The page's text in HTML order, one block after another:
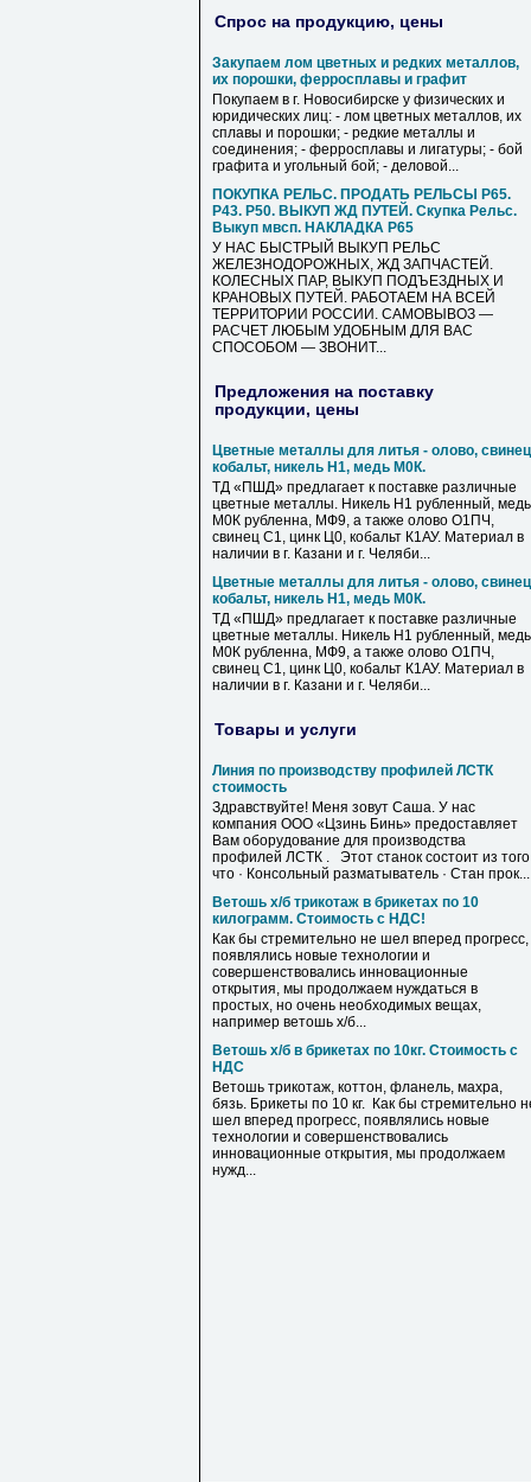
Спрос на продукцию, цены
Закупаем лом цветных и редких металлов,
их порошки, ферросплавы и графит
Покупаем в г. Новосибирске у физических и
юридических лиц: - лом цветных металлов, их
сплавы и порошки; - редкие металлы и
соединения; - ферросплавы и лигатуры; - бой
графита и угольный бой; - деловой...
ПОКУПКА РЕЛЬС. ПРОДАТЬ РЕЛЬСЫ Р65.
Р43. Р50. ВЫКУП ЖД ПУТЕЙ. Скупка Рельс.
Выкуп мвсп. НАКЛАДКА Р65
У НАС БЫСТРЫЙ ВЫКУП РЕЛЬС
ЖЕЛЕЗНОДОРОЖНЫХ, ЖД ЗАПЧАСТЕЙ.
КОЛЕСНЫХ ПАР, ВЫКУП ПОДЪЕЗДНЫХ И
КРАНОВЫХ ПУТЕЙ. РАБОТАЕМ НА ВСЕЙ
ТЕРРИТОРИИ РОССИИ. САМОВЫВОЗ —
РАСЧЕТ ЛЮБЫМ УДОБНЫМ ДЛЯ ВАС
СПОСОБОМ — ЗВОНИТ...
Предложения на поставку
продукции, цены
Цветные металлы для литья - олово,
кобальт, никель Н1, медь М0К.
ТД «ПШД» предлагает к поставке различные
цветные металлы. Никель Н1 рубленный, медь
М0К рубленна, МФ9, а также олово О1ПЧ,
свинец С1, цинк Ц0, кобальт К1АУ. Материал в
наличии в г. Казани и г. Челяби...
Цветные металлы для литья - олово,
кобальт, никель Н1, медь М0К.
ТД «ПШД» предлагает к поставке различные
цветные металлы. Никель Н1 рубленный, медь
М0К рубленна, МФ9, а также олово О1ПЧ,
свинец С1, цинк Ц0, кобальт К1АУ. Материал в
наличии в г. Казани и г. Челяби...
Товары и услуги
Линия по производству профилей ЛСТК
стоимость
Здравствуйте! Меня зовут Саша. У нас
компания ООО «Цзинь Бинь» предоставляет
Вам оборудование для производства
профилей ЛСТК . Этот станок состоит из того
что · Консольный разматыватель · Стан прок...
Ветошь х/б трикотаж в брикетах по 10
килограмм. Стоимость с НДС!
Как бы стремительно не шел вперед прогресс,
появлялись новые технологии и
совершенствовались инновационные
открытия, мы продолжаем нуждаться в
простых, но очень необходимых вещах,
например ветошь х/б...
Ветошь х/б в брикетах по 10кг. Стоимость с
НДС
Ветошь трикотаж, коттон, фланель, махра,
бязь. Брикеты по 10 кг. Как бы стремительно
шел вперед прогресс, появлялись новые
технологии и совершенствовались
инновационные открытия, мы продолжаем
нужд...